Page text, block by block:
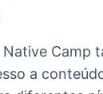
Camp
a